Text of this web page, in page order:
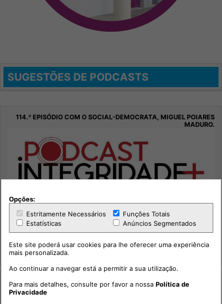
SUGESTÕES DE PODCASTS
114.º episódio com o social-democrata, Miguel Poiares
Maduro.
Opções:
Estritamente Necessários
Funções Totais
Estatísticas
Anúncios Segmentados
Este site poderá usar cookies para lhe oferecer uma experiência
mais personalizada.
Ao continuar a navegar está a permitir a sua utilização.
Para mais detalhes, consulte por favor a nossaPolítica de
Privacidade